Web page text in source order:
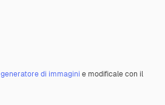
generatore di immagini e modificale con il